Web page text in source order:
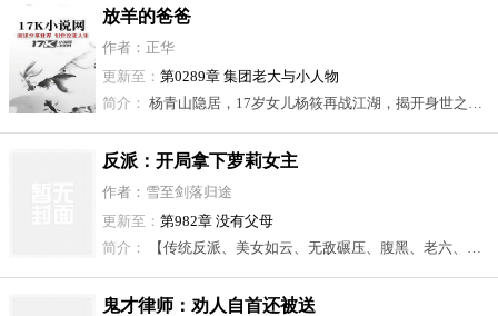
放羊的爸爸
作者：正华
更新至： 第0289章 集团老大与小人物
简介： 杨青山隐居，17岁女儿杨筱再战江湖，揭开身世之谜。
反派：开局拿下萝莉女主
作者：雪至剑落归途
更新至： 第982章 没有父母
简介：
【传统反派、美女如云、无敌碾压、腹黑、老六、爽文】\n江澈穿越到融合的小说世界，绑定情绪收割系统，只要收割主角和女主的情绪值就能抽奖变强！ \n于是，一个毫无节操的反派就此诞生。\n兵王回国，青梅竹马居然爱上了反派恶少？ \n龙王归来，女儿已经认了生死仇敌当干爹？\n高手下山，七个师姐却对一个男人投怀送抱？ \n战神隐退，五个姐姐早都成了他人的新娘？\n自此，江澈猎杀各路主角，问鼎武道之巅，享受潇洒人生。 \n醉卧美人膝，醒掌天下权！
鬼才律师：劝人自首还被送